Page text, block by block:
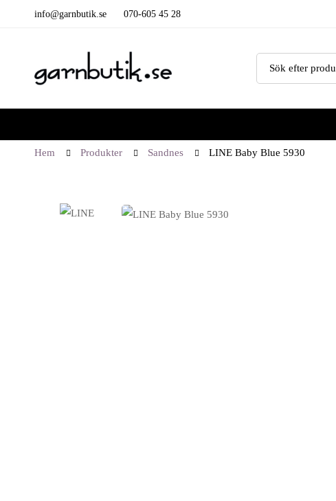
info@garnbutik.se 070-605 45 28
Hem Produkter Sandnes LINE Baby Blue 5930